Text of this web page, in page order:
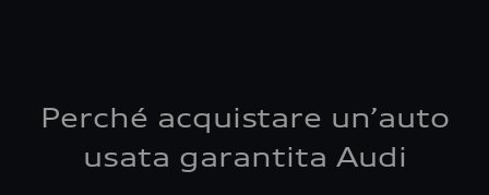
Perché acquistare un’auto
usata garantita Audi